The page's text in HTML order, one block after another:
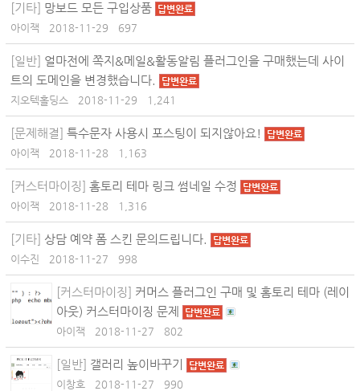
[기타] 망보드 모든 구입상품 답변완료
아이잭 2018-11-29 697
[일반] 얼마전에 쪽지&메일&활동알림 플러그인을 구매했는데 사이
트의 도메인을 변경했습니다.
답변완료
지오텍홀딩스 2018-11-29 1,241
[문제해결] 특수문자 사용시 포스팅이 되지않아요! 답변완료
아이잭 2018-11-28 1,163
[커스터마이징] 홈토리 테마 링크 썸네일 수정 답변완료
아이잭 2018-11-28 1,316
[기타] 상담 예약 폼 스킨 문의드립니다. 답변완료
이수진 2018-11-27 998
[커스터마이징] 커머스 플러그인 구매 및 홈토리 테마 (레이
아웃) 커스터마이징 문제
답변완료
아이잭 2018-11-27 802
[일반] 갤러리 높이바꾸기 답변완료
이창호 2018-11-27 990